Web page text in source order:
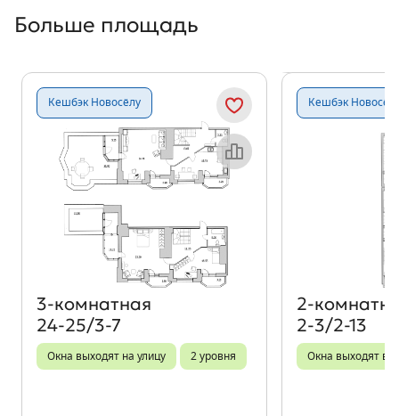
Больше площадь
Кешбэк Новосёлу
3‑комнатная
24-25/3-7
Окна выходят на улицу 2 уровня
Кешбэк
2-3/2-13
Окна выходят во